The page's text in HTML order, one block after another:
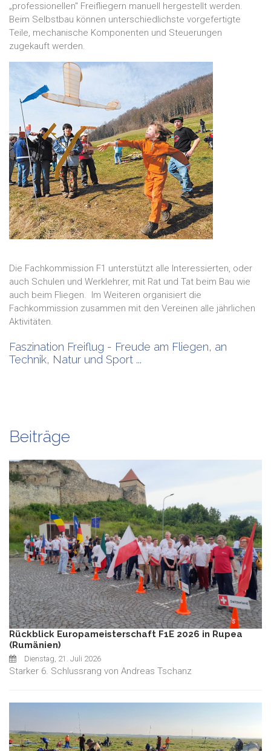
„professionellen" Freifliegern manuell hergestellt werden.
Beim Selbstbau können unterschiedlichste vorgefertigte
Teile, mechanische Komponenten und Steuerungen
zugekauft werden.
Die Fachkommission F1 unterstützt alle Interessierten, oder
auch Schulen und Werklehrer, mit Rat und Tat beim Bau wie
auch beim Fliegen. Im Weiteren organisiert die
Fachkommission zusammen mit den Vereinen alle jährlichen
Aktivitäten.
Faszination Freiflug - Freude am Fliegen, an
Technik, Natur und Sport ...
Beiträge
Rückblick Europameisterschaft F1E 2026 in Rupea
(Rumänien)
Dienstag, 21. Juli 2026
Starker 6. Schlussrang von Andreas Tschanz